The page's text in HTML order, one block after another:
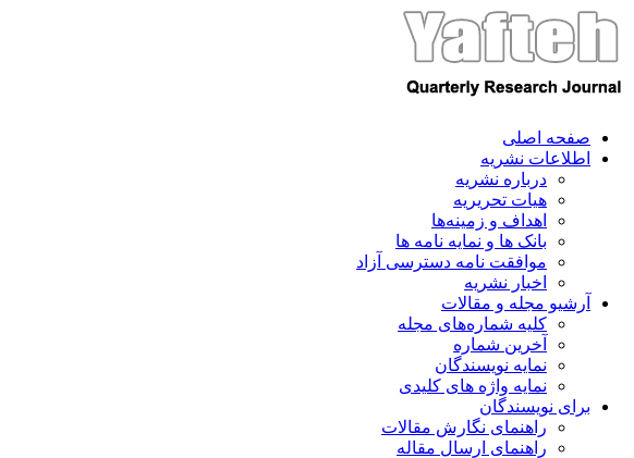
صفحه اصلی
اطلاعات نشریه
درباره نشریه
هیات تحریریه
اهداف و زمینه‌ها
بانک ها و نمایه نامه ها
موافقت نامه دسترسی آزاد
اخبار نشریه
آرشیو مجله و مقالات
کلیه شماره‌های مجله
آخرین شماره
نمایه نویسندگان
نمایه واژه های کلیدی
برای نویسندگان
راهنمای نگارش مقالات
راهنمای ارسال مقاله